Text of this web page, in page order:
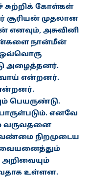
சுற்றிக் கோள்கள்
சூரியன் முதலான
அசுவினி
நான்மீன்
ஒவ்வொரு
அழைத்தனர்.
என்றனர்.
என்றனர்.
பெயருண்டு.
எனவே
வருவதனை
நிறமுடைய
உள்ளன.